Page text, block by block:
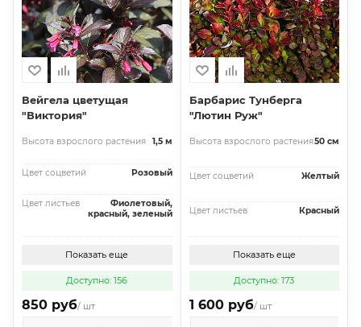
Вейгела цветущая
"Виктория"
Высота взрослого растения 1,5 м
Цвет соцветий Розовый
Цвет листьев
Фиолетовый,
красный, зеленый
Показать еще
Доступно: 156
850 руб/ шт
Барбарис Тунберга
"Лютин Руж"
Высота взрослого растения50 см
Цвет соцветий Желтый
Цвет листьев Красный
Показать еще
Доступно: 173
1 600 руб/ шт